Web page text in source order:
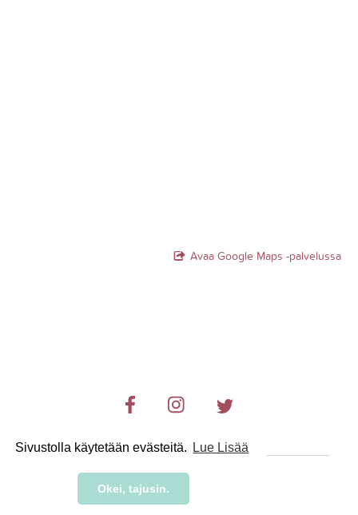
Sivustolla käytetään evästeitä. Lue Lisää
Okei, tajusin.
Avaa Google Maps -palvelussa
© 2019-2024 RetkiRent .